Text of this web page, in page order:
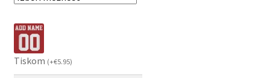
Tiskom (+€5.95)